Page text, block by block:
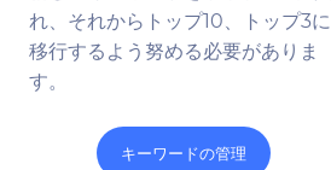
れ、それからトップ10、トップ3に
移行するよう努める必要がありま
す。
キーワードの管理